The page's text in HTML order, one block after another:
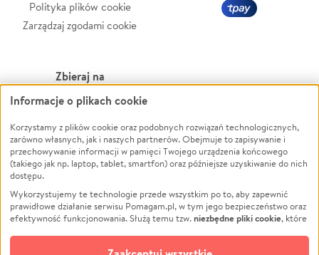
Polityka plików cookie
Zarządzaj zgodami cookie
Zbieraj na
Leczenie
Zwierzęta
Pożar
Ukraina
Pomoc Finansowa
Projekty
Pogrzeb
Powódź
Wichura
NGO
Edukacja
Podróż
Impreza
Informacje o plikach cookie
Korzystamy z plików cookie oraz podobnych rozwiązań technologicznych,
zarówno własnych, jak i naszych partnerów. Obejmuje to zapisywanie i
przechowywanie informacji w pamięci Twojego urządzenia końcowego
(takiego jak np. laptop, tablet, smartfon) oraz późniejsze uzyskiwanie do nich
dostępu.
Wykorzystujemy te technologie przede wszystkim po to, aby zapewnić
prawidłowe działanie serwisu Pomagam.pl, w tym jego bezpieczeństwo oraz
efektywność funkcjonowania. Służą temu tzw.niezbędne pliki cookie, które
opcjonalnych plików cookie